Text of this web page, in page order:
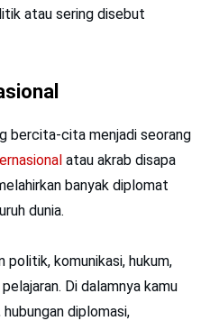
atau sering disebut
bercita-cita menjadi seorang
atau akrab disapa
banyak diplomat
dunia.
politik, komunikasi, hukum,
Di dalamnya kamu
diplomasi,